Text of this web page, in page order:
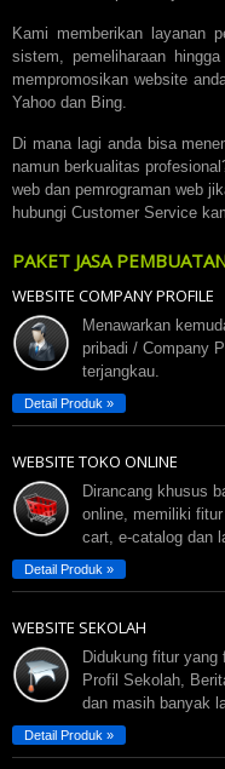
Kami memberikan layanan
sistem, pemeliharaan
mempromosikan website
Yahoo dan Bing.
Di mana lagi anda bisa
namun berkualitas
web dan pemrograman web
hubungi Customer Service
PAKET JASA
WEBSITE COMPANY PROFILE
Menawarkan
pribadi / Company
terjangkau.
Detail Produk »
WEBSITE TOKO ONLINE
Dirancang khusus
online, memiliki
cart, e-catalog dan
Detail Produk »
WEBSITE SEKOLAH
Didukung fitur
Profil Sekolah,
dan masih banyak
Detail Produk »